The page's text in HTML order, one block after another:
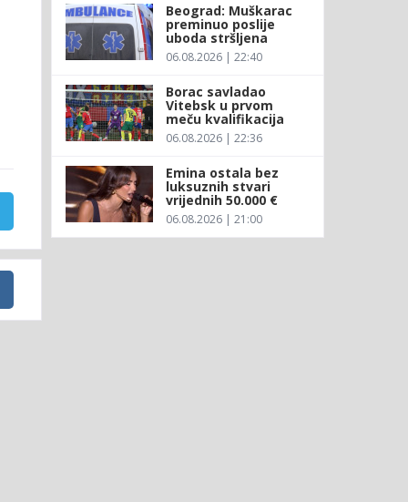
Beograd: Muškarac
preminuo poslije
uboda stršljena
06.08.2026 | 22:40
Borac savladao
Vitebsk u prvom
meču kvalifikacija
06.08.2026 | 22:36
Emina ostala bez
luksuznih stvari
vrijednih 50.000 €
06.08.2026 | 21:00